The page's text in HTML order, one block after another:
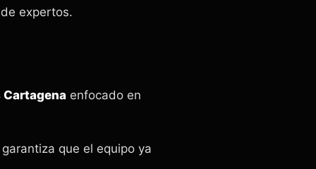
expertos.
enfocado en
que el equipo ya